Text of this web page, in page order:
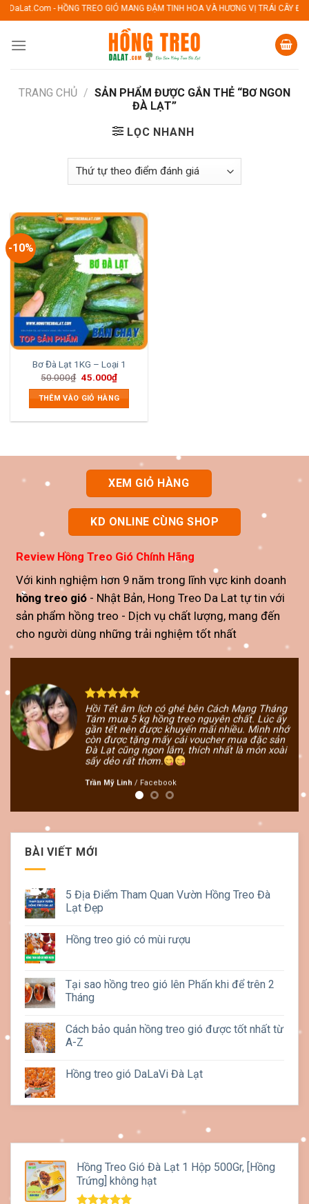
Skip
to
content
- HỒNG TREO GIÓ MANG ĐẬM TINH HOA VÀ HƯƠNG VỊ TRÁI CÂY ĐẶC SẢN
TRANG CHỦ / SẢN PHẨM ĐƯỢC GẮN THẺ “BƠ NGON
ĐÀ LẠT”
LỌC NHANH
-10%
Bơ Đà Lạt 1KG – Loại 1
50.000₫ Giá
là:
50.000₫.
45.000₫Giá
hiện
tại
là:
45.000₫.
THÊM VÀO GIỎ HÀNG
XEM GIỎ HÀNG
KD ONLINE CÙNG SHOP
Review Hồng Treo Gió Chính Hãng
Với kinh nghiệm hơn 9 năm trong lĩnh vực kinh doanh
hồng treo gió - Nhật Bản, Hong Treo Da Lat tự tin với
sản phẩm hồng treo - Dịch vụ chất lượng, mang đến
cho người dùng những trải nghiệm tốt nhất
Hồi Tết âm lịch có ghé bên Cách Mạng Tháng
Tám mua 5 kg hồng treo nguyên chất. Lúc ấy
gần tết nên được khuyến mãi nhiều. Mình nhớ
còn được tặng mấy cái voucher mua đặc sản
Đà Lạt cũng ngon lắm, thích nhất là món xoài
sấy dẻo rất thơm.
Trần Mỹ Linh / Facebook
BÀI VIẾT MỚI
5 Địa Điểm Tham Quan Vườn Hồng Treo Đà
Lạt Đẹp
Hồng treo gió có mùi rượu
Tại sao hồng treo gió lên Phấn khi để trên 2
Tháng
Cách bảo quản hồng treo gió được tốt nhất từ
A-Z
Hồng treo gió DaLaVi Đà Lạt
Hồng Treo Gió Đà Lạt 1 Hộp 500Gr, [Hồng
Trứng] không hạt